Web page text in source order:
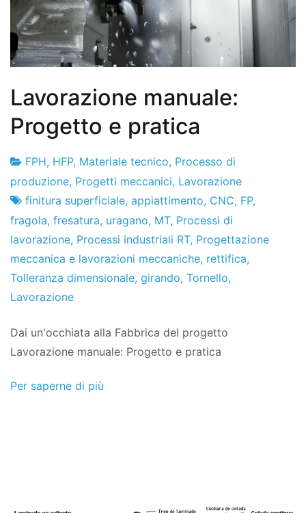
Lavorazione manuale:
Progetto e pratica
Fabbrica
di
progetti
26
de
gennaio
de
2016
FPH, HFP, Materiale tecnico, Processo di
produzione, Progetti meccanici, Lavorazione
finitura superficiale, appiattimento, CNC, FP,
fragola, fresatura, uragano, MT, Processi di
lavorazione, Processi industriali RT, Progettazione
meccanica e lavorazioni meccaniche, rettifica,
Tolleranza dimensionale, girando, Tornello,
Lavorazione
Dai un'occhiata alla Fabbrica del progetto
Lavorazione manuale: Progetto e pratica
Per saperne di più